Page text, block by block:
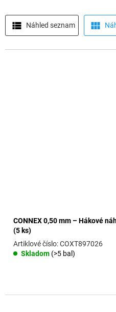
Náhled seznam
o
u
k
CONNEX 0,50 mm – Hákové
(5 ks)
Skladom (>5 bal)
COXT897026